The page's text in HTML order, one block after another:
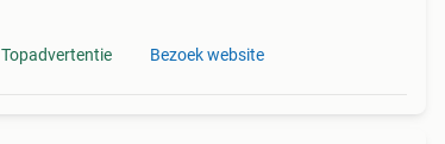
Topadvertentie Bezoek website